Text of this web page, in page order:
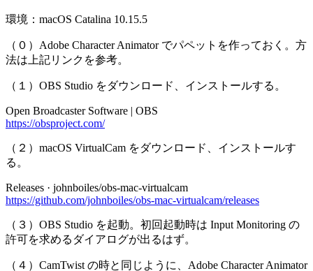
環境：macOS Catalina 10.15.5
（０）Adobe Character Animator でパペットを作っておく。方
法は上記リンクを参考。
（１）OBS Studio をダウンロード、インストールする。
Open Broadcaster Software | OBS
https://obsproject.com/
（２）macOS VirtualCam をダウンロード、インストールす
る。
Releases · johnboiles/obs-mac-virtualcam
https://github.com/johnboiles/obs-mac-virtualcam/releases
（３）OBS Studio を起動。初回起動時は Input Monitoring の
許可を求めるダイアログが出るはず。
（４）CamTwist の時と同じように、Adobe Character Animator